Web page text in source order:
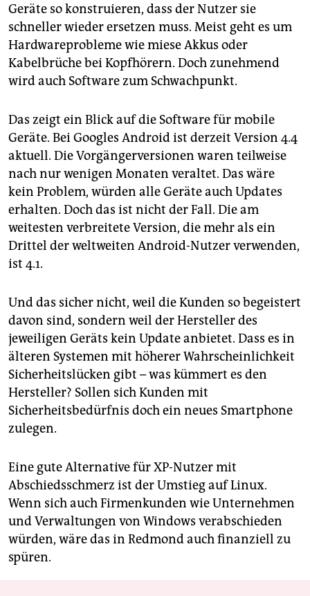
Geräte so konstruieren, dass der Nutzer sie
schneller wieder ersetzen muss. Meist geht es um
Hardwareprobleme wie miese Akkus oder
Kabelbrüche bei Kopfhörern. Doch zunehmend
wird auch Software zum Schwachpunkt.
Das zeigt ein Blick auf die Software für mobile
Geräte. Bei Googles Android ist derzeit Version 4.4
aktuell. Die Vorgängerversionen waren teilweise
nach nur wenigen Monaten veraltet. Das wäre
kein Problem, würden alle Geräte auch Updates
erhalten. Doch das ist nicht der Fall. Die am
weitesten verbreitete Version, die mehr als ein
Drittel der weltweiten Android-Nutzer verwenden,
ist 4.1.
Und das sicher nicht, weil die Kunden so begeistert
davon sind, sondern weil der Hersteller des
jeweiligen Geräts kein Update anbietet. Dass es in
älteren Systemen mit höherer Wahrscheinlichkeit
Sicherheitslücken gibt – was kümmert es den
Hersteller? Sollen sich Kunden mit
Sicherheitsbedürfnis doch ein neues Smartphone
zulegen.
Eine gute Alternative für XP-Nutzer mit
Abschiedsschmerz ist der Umstieg auf Linux.
Wenn sich auch Firmenkunden wie Unternehmen
und Verwaltungen von Windows verabschieden
würden, wäre das in Redmond auch finanziell zu
spüren.